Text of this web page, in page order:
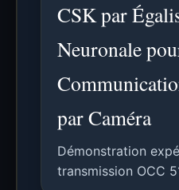
CSK par
Neuronale
par Caméra
Démonstration
transmission OCC